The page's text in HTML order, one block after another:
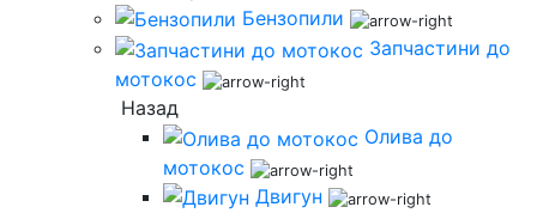
Бензопили
Запчастини до
мотокос
Назад
Олива до
мотокос
Двигун